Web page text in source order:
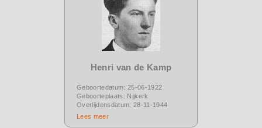
Henri van de Kamp
Geboortedatum: 25-06-1922
Geboorteplaats: Nijkerk
Overlijdensdatum: 28-11-1944
Lees meer